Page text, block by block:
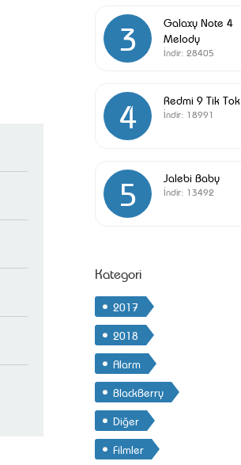
3
Galaxy Note 4
Melody
İndir: 28405
4 Redmi 9 Tik Tok
İndir: 18991
5 Jalebi Baby
İndir: 13492
Kategori
2017
2018
Alarm
BlackBerry
Diğer
Filmler